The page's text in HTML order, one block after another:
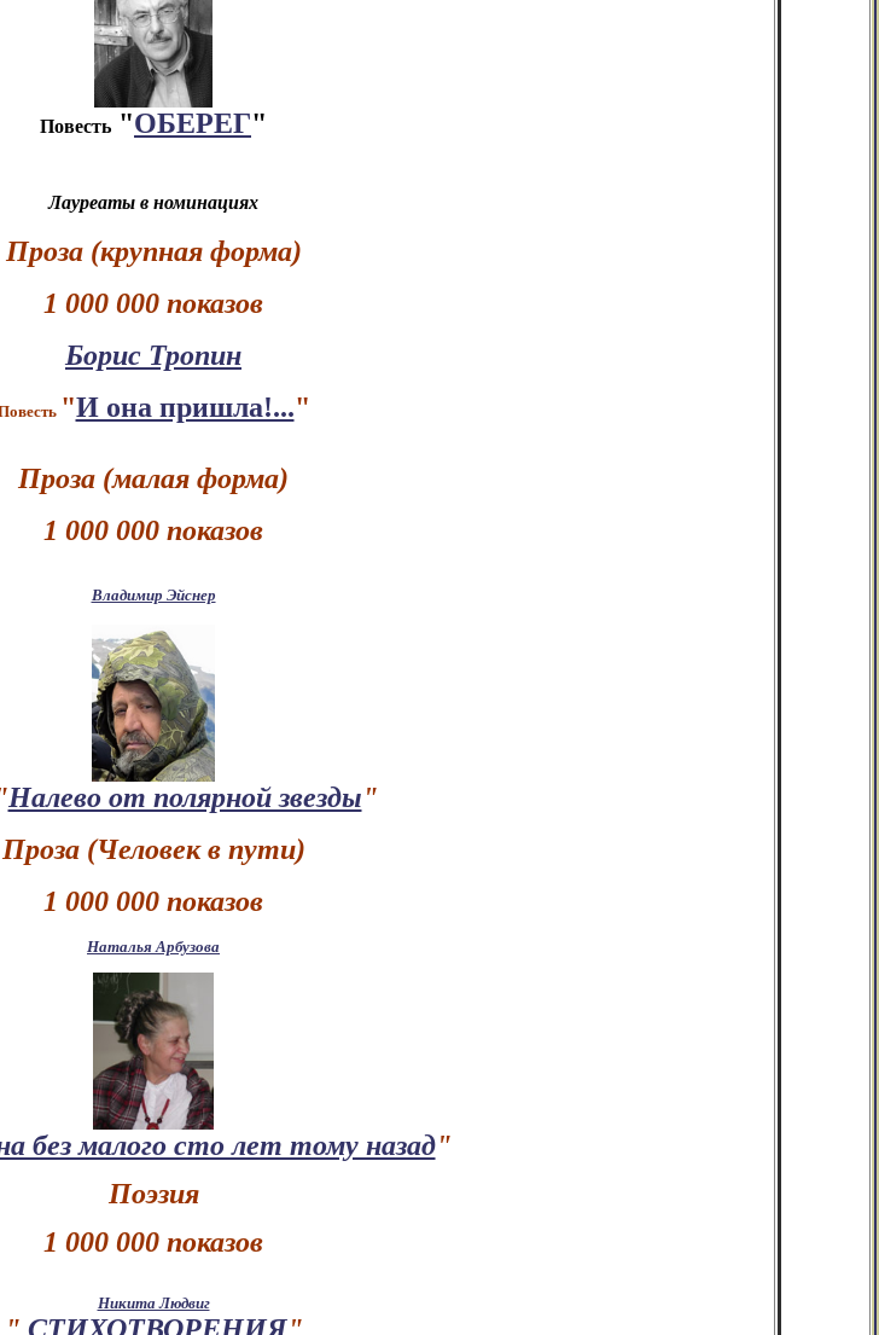
Повесть "ОБЕРЕГ"
Лауреаты в номинациях
Проза (крупная форма)
1 000 000 показов
Борис Тропин
"И она пришла!..."
Проза (малая форма)
1 000 000 показов
Владимир Эйснер
Налево от полярной звезды"
Проза (Человек в пути)
1 000 000 показов
Наталья Арбузова
без малого сто лет тому назад"
Поэзия
1 000 000 показов
Никита Людвиг